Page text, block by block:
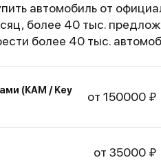
автомобиль от
более 40 тыс.
более 40 тыс.
(КАМ / Key
от 150000 ₽
от 35000 ₽